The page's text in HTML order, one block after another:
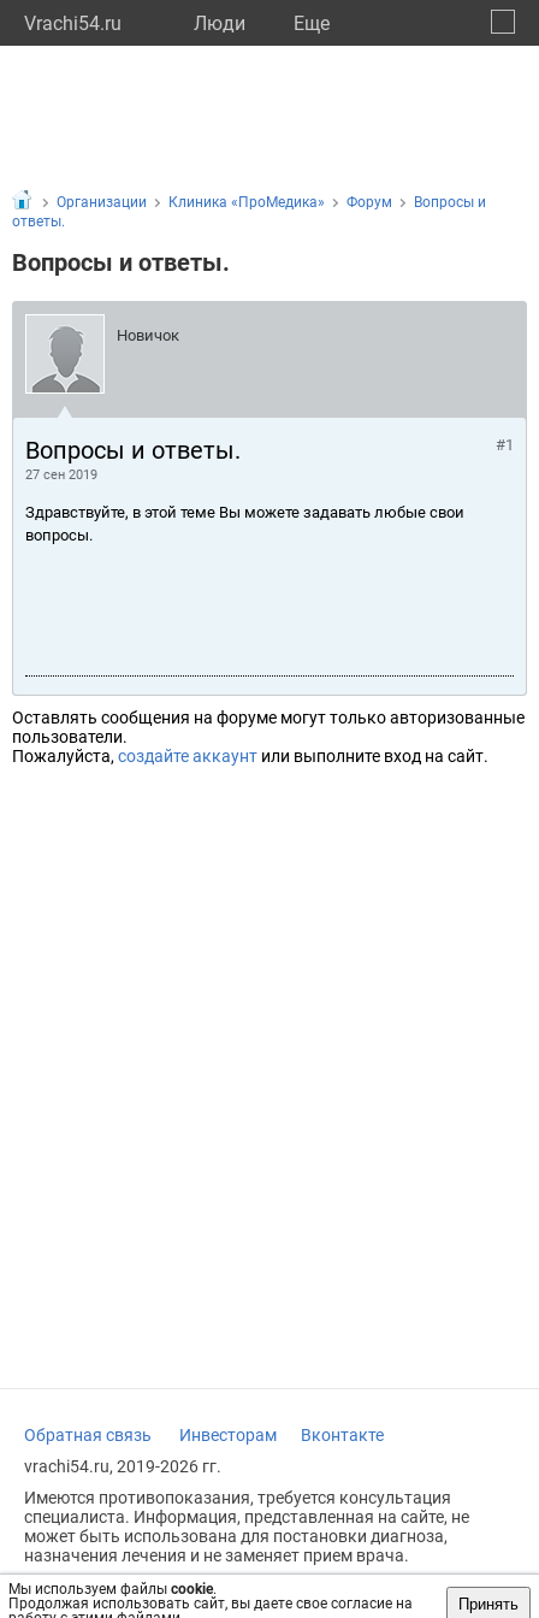
Vrachi54.ru Люди Eще
Мы используем файлы cookie.
Продолжая использовать сайт, вы даете свое согласие на
Принять
Организации Клиника «ПроМедика» Форум
Вопросы и
ответы.
Вопросы и ответы.
Новичок
Вопросы и ответы.
27 сен 2019
#1
Здравствуйте, в этой теме Вы можете задавать любые свои
вопросы.
Оставлять сообщения на форуме могут только авторизованные
пользователи.
Пожалуйста, создайте аккаунт или выполните вход на сайт.
Обратная связь Инвесторам
Вконтакте
vrachi54.ru, 2019-2026 гг.
Имеются противопоказания, требуется консультация
специалиста. Информация, представленная на сайте, не
может быть использована для постановки диагноза,
назначения лечения и не заменяет прием врача.
Возрастное ограничение: 18+